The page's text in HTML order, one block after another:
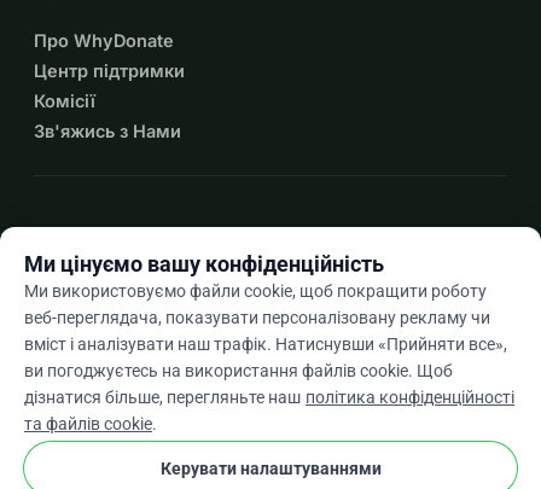
Про WhyDonate
Центр підтримки
Комісії
Зв'яжись з Нами
Ukarrow_drop_down
★★★★★4,9 / 5 на основі 500+ відгуків
Ми цінуємо вашу конфіденційність
Ми використовуємо файли cookie, щоб покращити роботу
веб-переглядача, показувати персоналізовану рекламу чи
вміст і аналізувати наш трафік. Натиснувши «Прийняти все»,
ви погоджуєтесь на використання файлів cookie. Щоб
дізнатися більше, перегляньте наш політика конфіденційності
та файлів cookie.
Керувати налаштуваннями